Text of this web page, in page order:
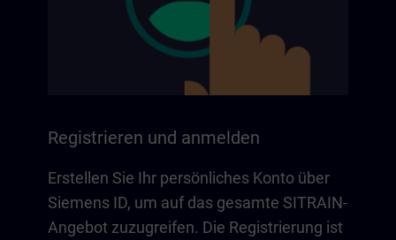
Registrieren und anmelden
Erstellen Sie Ihr persönliches Konto über
Siemens ID, um auf das gesamte SITRAIN-
Angebot zuzugreifen. Die Registrierung ist